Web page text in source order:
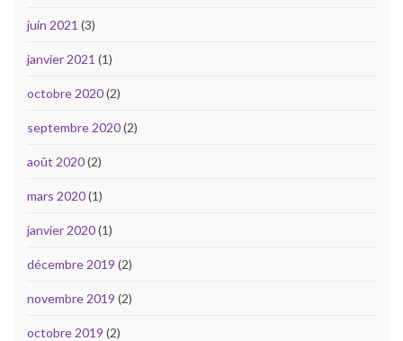
juin 2021 (3)
janvier 2021 (1)
octobre 2020(2)
septembre 2020(2)
août 2020(2)
mars 2020(1)
janvier 2020(1)
décembre 2019 (2)
novembre 2019 (2)
octobre 2019 (2)